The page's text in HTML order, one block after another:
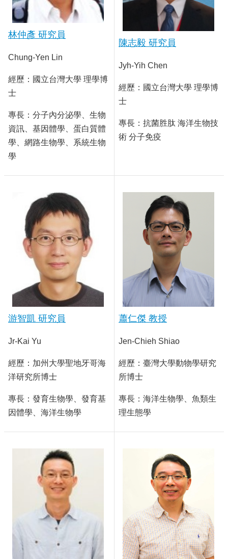
關
我
所
成
學
術
研
究
表
格
林仲彥 研究員
Chung-Yen Lin
經歷：國立台灣大學 理學博
士
專長：分子內分泌學、生物
資訊、基因體學、蛋白質體
學、網路生物學、系統生物
學
陳志毅 研究員
Jyh-Yih Chen
經歷：國立台灣大學 理學博
士
專長：抗菌胜肽 海洋生物技
術 分子免疫
游智凱 研究員
Jr-Kai Yu
經歷：加州大學聖地牙哥海
洋研究所博士
專長：發育生物學、發育基
因體學、海洋生物學
蕭仁傑 教授
Jen-Chieh Shiao
經歷：臺灣大學動物學研究
所博士
專長：海洋生物學、魚類生
理生態學